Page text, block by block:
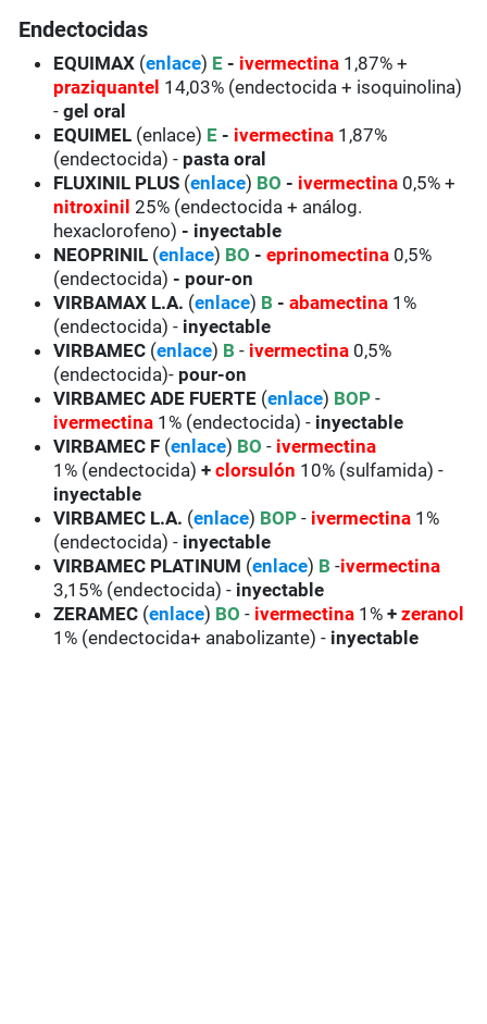
Endectocidas
EQUIMAX (enlace) E - ivermectina 1,87% +
praziquantel 14,03% (endectocida + isoquinolina)
- gel oral
EQUIMEL (enlace) E - ivermectina 1,87%
(endectocida) - pasta oral
FLUXINIL PLUS (enlace) BO - ivermectina 0,5% +
nitroxinil 25% (endectocida + análog.
hexaclorofeno) - inyectable
NEOPRINIL (enlace) BO -eprinomectina 0,5%
(endectocida) - pour-on
VIRBAMAX L.A. (enlace) B -abamectina 1%
(endectocida) - inyectable
VIRBAMEC (enlace) B - ivermectina 0,5%
(endectocida)- pour-on
VIRBAMEC ADE FUERTE (enlace) BOP-
ivermectina 1% (endectocida) - inyectable
VIRBAMEC F (enlace) BO- ivermectina
1% (endectocida)+clorsulón 10% (sulfamida) -
inyectable
VIRBAMEC L.A. (enlace) BOP- ivermectina 1%
(endectocida) - inyectable
VIRBAMEC PLATINUM (enlace) B -ivermectina
3,15% (endectocida) - inyectable
ZERAMEC (enlace) BO- ivermectina 1%+zeranol
1% (endectocida+ anabolizante) - inyectable